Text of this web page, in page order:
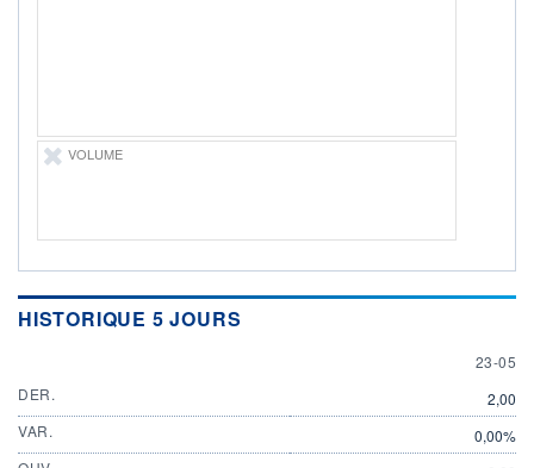
Non éligible
Boursobank
VOLUME
HISTORIQUE 5 JOURS
23 MAY
23-05
DER.
2,00
VAR.
0,00%